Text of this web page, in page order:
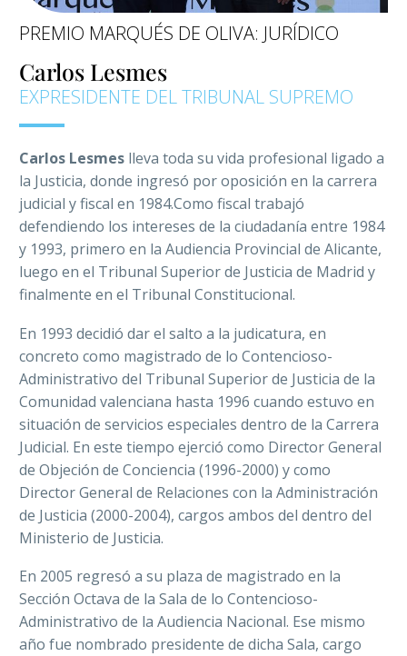
PREMIO MARQUÉS DE OLIVA: JURÍDICO
Carlos Lesmes
EXPRESIDENTE DEL TRIBUNAL SUPREMO
Carlos Lesmes lleva toda su vida profesional ligado a
la Justicia, donde ingresó por oposición en la carrera
judicial y fiscal en 1984.Como fiscal trabajó
defendiendo los intereses de la ciudadanía entre 1984
y 1993, primero en la Audiencia Provincial de Alicante,
luego en el Tribunal Superior de Justicia de Madrid y
finalmente en el Tribunal Constitucional.
En 1993 decidió dar el salto a la judicatura, en
concreto como magistrado de lo Contencioso-
Administrativo del Tribunal Superior de Justicia de la
Comunidad valenciana hasta 1996 cuando estuvo en
situación de servicios especiales dentro de la Carrera
Judicial. En este tiempo ejerció como Director General
de Objeción de Conciencia (1996-2000) y como
Director General de Relaciones con la Administración
de Justicia (2000-2004), cargos ambos del dentro del
Ministerio de Justicia.
En 2005 regresó a su plaza de magistrado en la
Sección Octava de la Sala de lo Contencioso-
Administrativo de la Audiencia Nacional. Ese mismo
año fue nombrado presidente de dicha Sala, cargo